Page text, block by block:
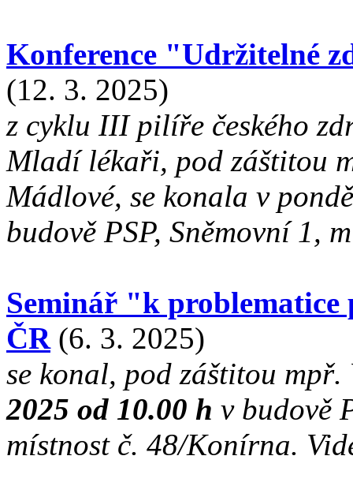
Konference "Udržitelné
(12. 3. 2025)
z cyklu III pilíře českého
Mladí lékaři, pod záštitou
Mádlové, se konala v
budově PSP, Sněmovní 1,
Seminář "k
ČR(6. 3. 2025)
se konal, pod záštitou
2025 od 10.00 h v budově
místnost č. 48/Konírna.